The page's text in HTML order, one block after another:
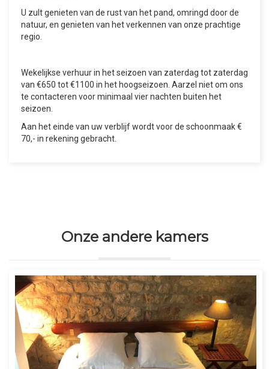
U zult genieten van de rust van het pand, omringd door de
natuur, en genieten van het verkennen van onze prachtige
regio.
Wekelijkse verhuur in het seizoen van zaterdag tot zaterdag
van €650 tot €1100 in het hoogseizoen. Aarzel niet om ons
te contacteren voor minimaal vier nachten buiten het
seizoen.
Aan het einde van uw verblijf wordt voor de schoonmaak €
70,- in rekening gebracht.
Onze andere kamers